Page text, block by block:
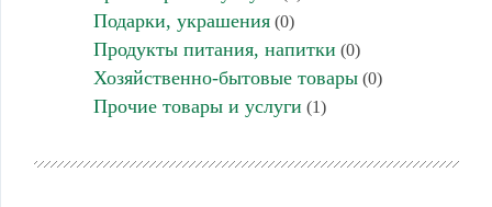
Подарки, украшения (0)
Продукты питания, напитки (0)
Хозяйственно-бытовые товары (0)
Прочие товары и услуги (1)